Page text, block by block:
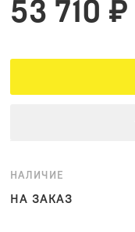
53 710 ₽
НАЛИЧИЕ
НА ЗАКАЗ